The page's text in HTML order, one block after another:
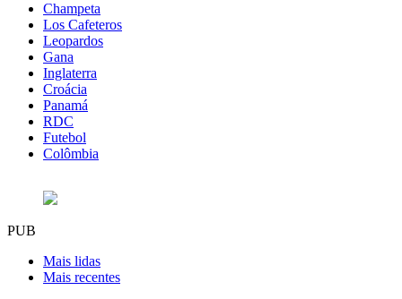
Champeta
Los Cafeteros
Leopardos
Gana
Inglaterra
Croácia
Panamá
RDC
Futebol
Colômbia
PUB
Mais lidas
Mais recentes